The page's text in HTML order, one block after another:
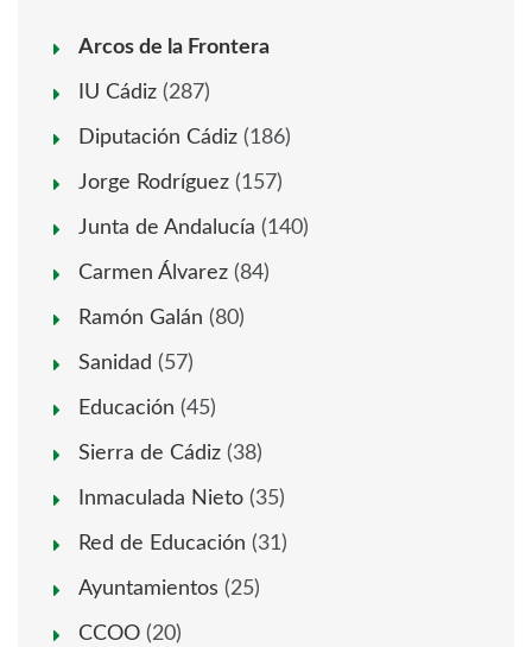
Arcos de la Frontera
IU Cádiz (287)
Diputación Cádiz (186)
Jorge Rodríguez (157)
Junta de Andalucía (140)
Carmen Álvarez (84)
Ramón Galán (80)
Sanidad (57)
Educación (45)
Sierra de Cádiz (38)
Inmaculada Nieto (35)
Red de Educación (31)
Ayuntamientos (25)
CCOO (20)